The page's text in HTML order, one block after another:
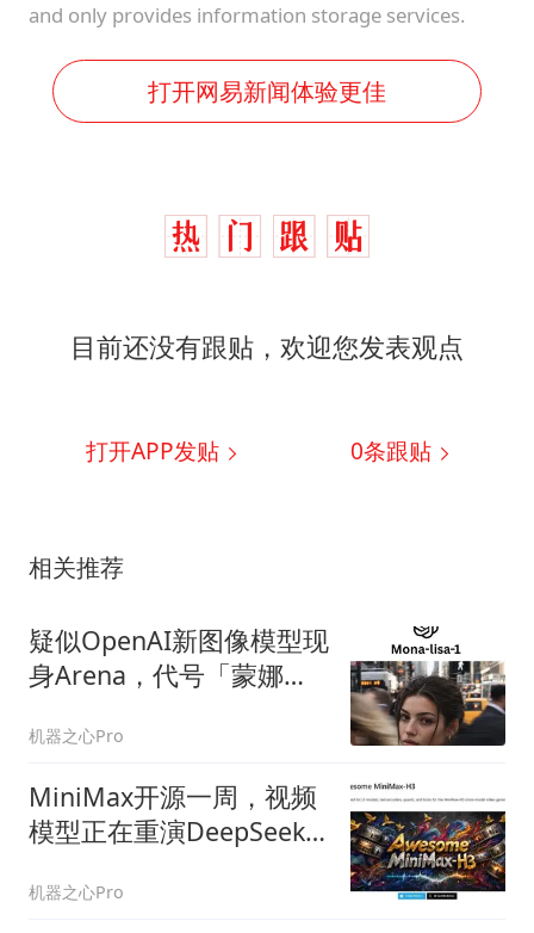
and only provides information storage services.
打开网易新闻体验更佳
目前还没有跟贴，欢迎您发表观点
打开APP发贴 0条跟贴
相关推荐
疑似OpenAI新图像模型现
身Arena，代号「蒙娜丽
机器之心Pro
MiniMax开源一周，视频
模型正在重演DeepSeek
机器之心Pro